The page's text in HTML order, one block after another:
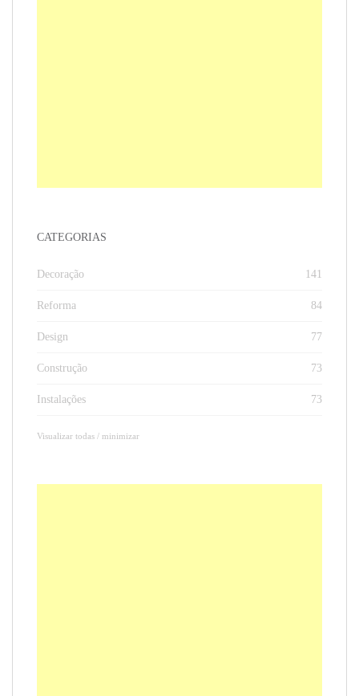
CATEGORIAS
Decoração 141
Reforma 84
Design 77
Construção 73
Instalações 73
Visualizar todas / minimizar